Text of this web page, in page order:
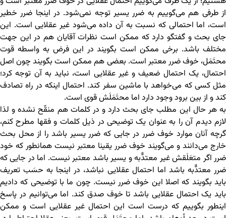
از طرفی هم می‌گوییم به ضرر یسیر توجه نمی‌شود. در اینجا ضرر خطیر
است، اما احتمالی که نسبت به آن داده می‌شود غیر عقلایی است. این
جای بحث و گفتگو دارد که ممکن است نظرات آقایان هم در این جهت
مختلف باشد. برخی ممکن است بگویند در این فرض به واسطه قوت
محتَمَل، خوف ضرر معتبر است. بعضی هم ممکن است بگویند چون اصل
احتمال، یک احتمال ضعیف و غیر عقلایی است، نباید به آن توجه کرد؛
مثل کسی که می‌خواهد با ماشین سفر کند. احتمال اینکه در راه تصادف
کند و از بین برود وجود دارد اما محتَمَلَش قوی است.
به هر حال این مطلب جای بحث دارد و در کلمات هم منقّح نشده و لذا
لازم دیدم آن را به عنوان یک توضیحی در ذیل کلمات و فقها مطرح کنم،
گرچه آنان موارد خوف ضرر در جایی که ضرر یسیر باشد را از محل بحث
خارج می‌دانند و می‌گویند خوف ضرر یقینا معتبر نیست همانطور که خود
ضرر اگر متعَلَقش غیر معتدٌّبه و یسیر باشد معتبر نیست. اما در جایی که
ضرر معتدٌّبه باشد اما احتمال عقلایی نباشد، در اینجا به حسَب تعریف
باید بگویند که اصلا این خوف ضرر نیست. چون ما با توضیحی که دادیم
باید یک احتمال عقلایی باشد تا خوف صدق کند. اما می‌توانیم در پاسخ
اینطور بگوییم که درست است این احتمال غیر عقلایی است و ممکن